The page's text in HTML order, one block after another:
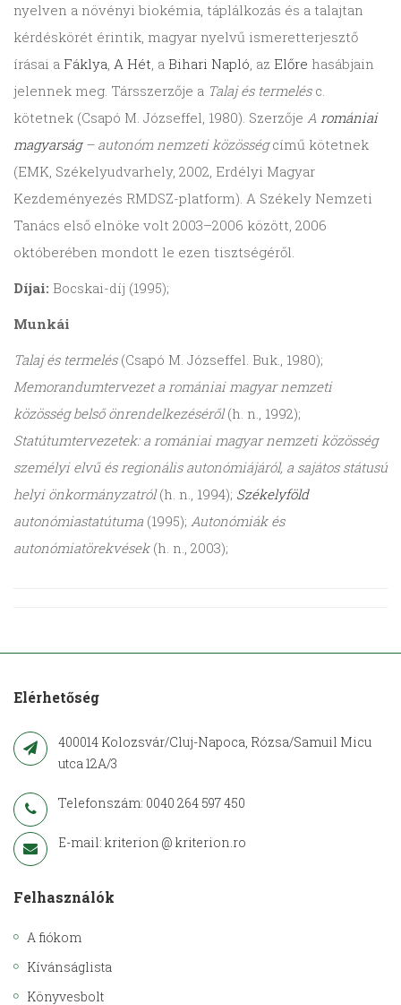
nyelven a növényi biokémia, táplálkozás és a talajtan
kérdéskörét érintik, magyar nyelvű ismeretterjesztő
írásai a Fáklya, A Hét, a Bihari Napló, az Előre hasábjain
jelennek meg. Társszerzője a Talaj és termelésc.
kötetnek (Csapó M. Józseffel, 1980). Szerzője A romániai
magyarság– autonóm nemzeti közösségcímű kötetnek
(EMK, Székelyudvarhely, 2002, Erdélyi Magyar
Kezdeményezés RMDSZ-platform). A Székely Nemzeti
Tanács első elnöke volt 2003–2006 között, 2006
októberében mondott le ezen tisztségéről.
Díjai: Bocskai-díj (1995);
Munkái
Talaj és termelés(Csapó M. Józseffel. Buk., 1980);
Memorandumtervezet a romániai magyar nemzeti
közösség belső önrendelkezéséről(h. n., 1992);
Statútumtervezetek: a romániai magyar nemzeti közösség
személyi elvű és regionális autonómiájáról, a sajátos státusú
helyi önkormányzatról(h. n., 1994); Székelyföld
autonómiastatútuma (1995); Autonómiák és
autonómiatörekvések(h. n., 2003);
Elérhetőség
400014 Kolozsvár/Cluj-Napoca, Rózsa/Samuil Micu
utca 12A/3
Telefonszám: 0040 264 597 450
E-mail: kriterion @ kriterion.ro
Felhasználók
A fiókom
Kívánságlista
Könyvesbolt